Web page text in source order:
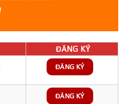
ĐĂNG KÝ
ĐĂNG KÝ
ĐĂNG KÝ